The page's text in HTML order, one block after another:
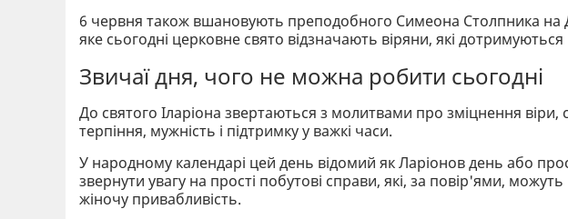
6 червня також вшановують преподобного Симеона Столпника на
яке сьогодні церковне свято відзначають віряни, які
Звичаї дня, чого не можна робити сьогодні
До святого Іларіона звертаються з молитвами про зміцнення віри,
терпіння, мужність і підтримку у важкі часи.
У народному календарі цей день відомий як Ларіонов день або
звернути увагу на прості побутові справи, які, за повір'ями,
жіночу привабливість.